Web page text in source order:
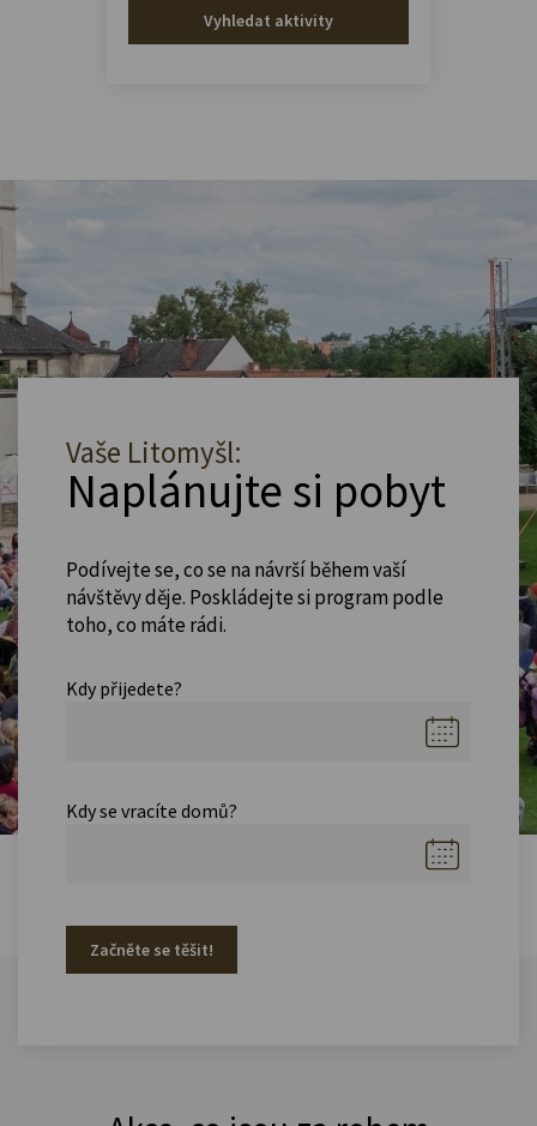
Vyhledat aktivity
Vaše Litomyšl:
Naplánujte si pobyt
Podívejte se, co se na návrší během vaší
návštěvy děje. Poskládejte si program podle
toho, co máte rádi.
Kdy přijedete?
Kdy se vracíte domů?
Začněte se těšit!